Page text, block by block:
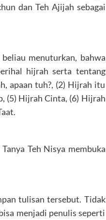
dan Teh Ajijah sebagai
menuturkan, bahwa
hijrah serta tentang
apaan tuh?, (2) Hijrah itu
(5) Hijrah Cinta, (6) Hijrah
Teh Nisya membuka
tulisan tersebut. Tidak
menjadi penulis seperti